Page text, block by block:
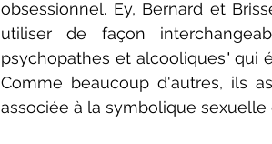
obsessionnel. Ey, Bernard et
utiliser de façon
psychopathes et alcooliques" qui
Comme beaucoup d'autres, ils
associée à la symbolique